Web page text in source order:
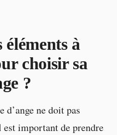
éléments à
choisir sa
?
d’ange ne doit pas
est important de prendre